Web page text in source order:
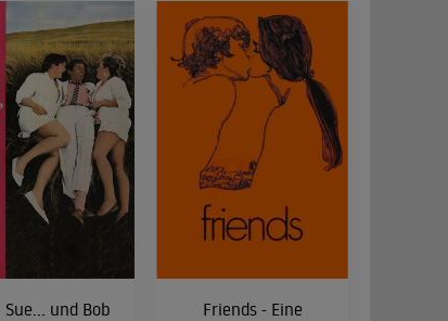
Sue... und Bob
Friends - Eine